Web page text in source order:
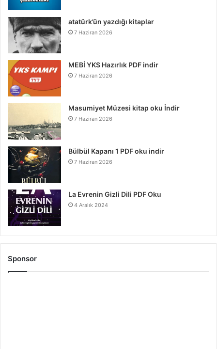
atatürk’ün yazdığı kitaplar
7 Haziran 2026
MEBİ YKS Hazırlık PDF indir
7 Haziran 2026
Masumiyet Müzesi kitap oku İndir
7 Haziran 2026
Bülbül Kapanı 1 PDF oku indir
7 Haziran 2026
La Evrenin Gizli Dili PDF Oku
4 Aralık 2024
Sponsor